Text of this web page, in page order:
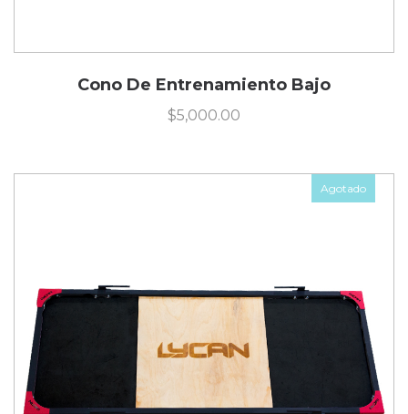
Cono De Entrenamiento Bajo
$5,000.00
Agotado